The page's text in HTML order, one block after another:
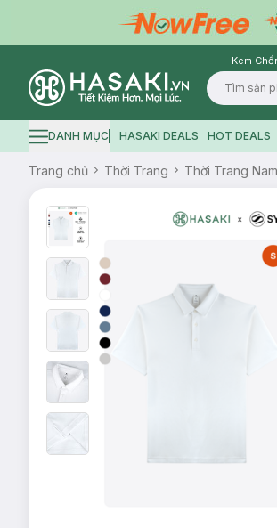
Kem
Logo
Hamburger icon
DANH MỤC HASAKI DEALS HOT DEALS
Trang chủ Thời Trang Thời Trang Nam